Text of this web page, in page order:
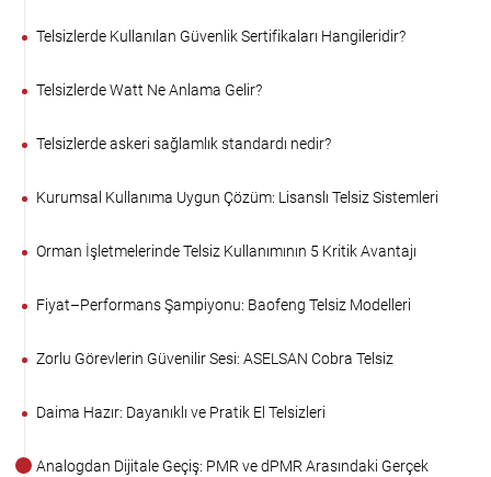
Telsizlerde Kullanılan Güvenlik Sertifikaları Hangileridir?
Telsizlerde Watt Ne Anlama Gelir?
Telsizlerde askeri sağlamlık standardı nedir?
Kurumsal Kullanıma Uygun Çözüm: Lisanslı Telsiz Sistemleri
Orman İşletmelerinde Telsiz Kullanımının 5 Kritik Avantajı
Fiyat–Performans Şampiyonu: Baofeng Telsiz Modelleri
Zorlu Görevlerin Güvenilir Sesi: ASELSAN Cobra Telsiz
Daima Hazır: Dayanıklı ve Pratik El Telsizleri
Analogdan Dijitale Geçiş: PMR ve dPMR Arasındaki Gerçek